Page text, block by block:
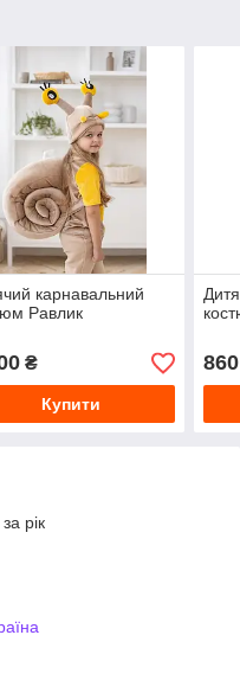
карнавальний
Равлик
₴
Купити
860
рік